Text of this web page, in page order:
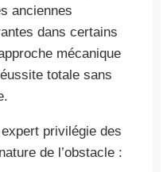
anciennes
dans certains
mécanique
totale sans
privilégie des
de l’obstacle :